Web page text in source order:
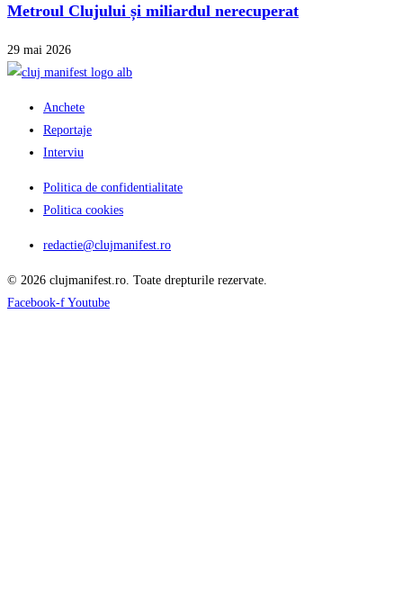
Metroul Clujului și miliardul nerecuperat
29 mai 2026
Anchete
Reportaje
Interviu
Politica de confidentialitate
Politica cookies
redactie@clujmanifest.ro
© 2026 clujmanifest.ro. Toate drepturile rezervate.
Facebook-f Youtube